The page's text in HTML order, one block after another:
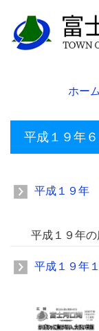
ホーム
平成１９年
平成１９年
平成１９年の
平成１９年